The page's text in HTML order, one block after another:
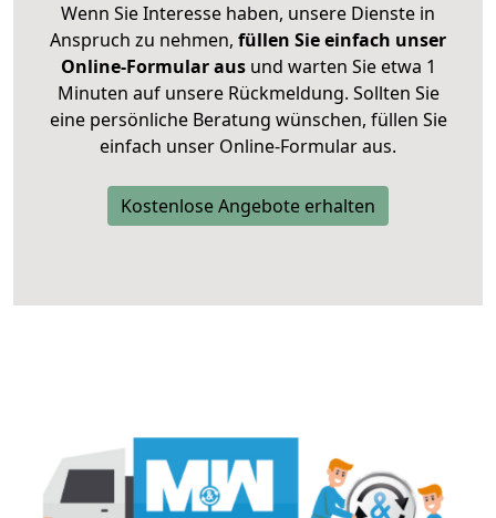
Wenn Sie Interesse haben, unsere Dienste in
Anspruch zu nehmen, füllen Sie einfach unser
Online-Formular ausund warten Sie etwa 1
Minuten auf unsere Rückmeldung. Sollten Sie
eine persönliche Beratung wünschen, füllen Sie
einfach unser Online-Formular aus.
Kostenlose Angebote erhalten